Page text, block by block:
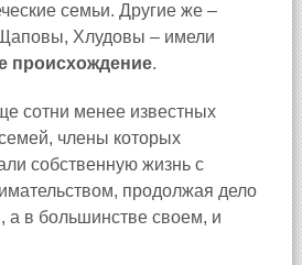
семьи. Другие же –
Хлудовы – имели
происхождение.
сотни менее известных
члены которых
собственную жизнь с
продолжая дело
а в большинстве своем, и